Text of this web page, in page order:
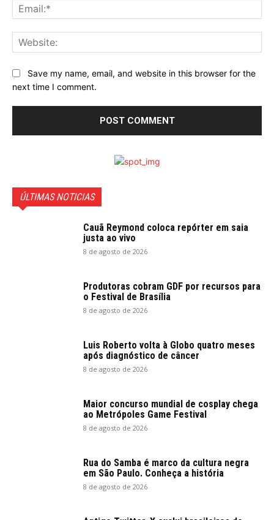
Save my name, email, and website in this browser for the
next time I comment.
ÚLTIMAS NOTICIAS
Cauã Reymond coloca repórter em saia
justa ao vivo
8 de agosto de 2026
Produtoras cobram GDF por recursos para
o Festival de Brasília
8 de agosto de 2026
Luis Roberto volta à Globo quatro meses
após diagnóstico de câncer
8 de agosto de 2026
Maior concurso mundial de cosplay chega
ao Metrópoles Game Festival
8 de agosto de 2026
Rua do Samba é marco da cultura negra
em São Paulo. Conheça a história
8 de agosto de 2026